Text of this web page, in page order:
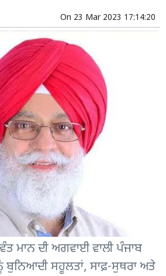
On 23 Mar 2023 17:14:20
ਮਾਨ ਦੀ ਅਗਵਾਈ ਵਾਲੀ ਪੰਜਾਬ
ਬੁਨਿਆਦੀ ਸਹੂਲਤਾਂ, ਸਾਫ਼-ਸੁਥਰਾ ਅਤੇ